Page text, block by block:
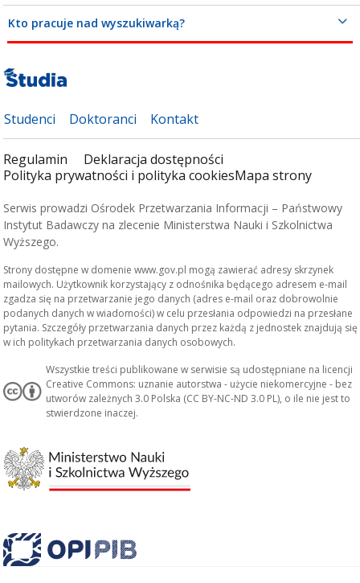
Kto pracuje nad wyszukiwarką?
Studenci Doktoranci Kontakt
Regulamin
Deklaracja dostępności
Polityka prywatności i polityka cookiesMapa strony
Serwis prowadzi Ośrodek Przetwarzania Informacji – Państwowy
Instytut Badawczy na zlecenie Ministerstwa Nauki i Szkolnictwa
Wyższego.
Strony dostępne w domenie www.gov.pl mogą zawierać adresy skrzynek
mailowych. Użytkownik korzystający z odnośnika będącego adresem e-mail
zgadza się na przetwarzanie jego danych (adres e-mail oraz dobrowolnie
podanych danych w wiadomości) w celu przesłania odpowiedzi na przesłane
pytania. Szczegóły przetwarzania danych przez każdą z jednostek znajdują się
w ich politykach przetwarzania danych osobowych.
Wszystkie treści publikowane w serwisie są udostępniane na licencji
Creative Commons: uznanie autorstwa - użycie niekomercyjne - bez
utworów zależnych 3.0 Polska (CC BY-NC-ND 3.0 PL), o ile nie jest to
stwierdzone inaczej.